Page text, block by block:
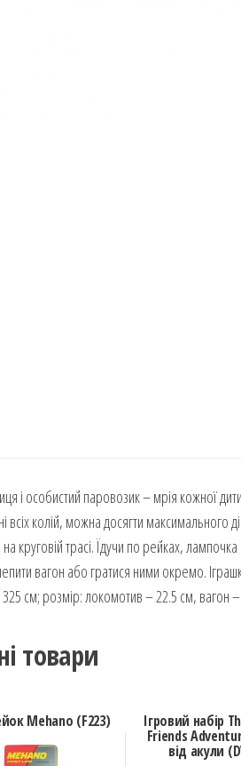
і особистий паровозик – мрія кожної
всіх колій, можна досягти
круговій трасі. Їдучи по рейках,
вагон або гратися ними окремо.
см; розмір: локомотив – 22.5 см, вагон
товари
Mehano (F223) Ігровий набір
Friends
від акули